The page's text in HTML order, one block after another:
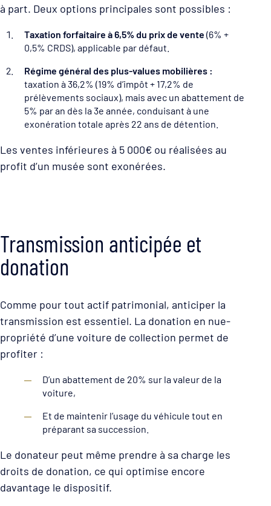
à part. Deux options principales sont possibles :
Taxation forfaitaire à 6,5% du prix de vente (6% +
0,5% CRDS), applicable par défaut.
Régime général des plus-values mobilières :
taxation à 36,2% (19% d’impôt + 17,2% de
prélèvements sociaux), mais avec un abattement de
5% par an dès la 3e année, conduisant à une
exonération totale après 22 ans de détention.
Les ventes inférieures à 5 000€ ou réalisées au
profit d’un musée sont exonérées.
Transmission anticipée et
donation
Comme pour tout actif patrimonial, anticiper la
transmission est essentiel. La donation en nue-
propriété d’une voiture de collection permet de
profiter :
D’un abattement de 20% sur la valeur de la
voiture,
Et de maintenir l’usage du véhicule tout en
préparant sa succession.
Le donateur peut même prendre à sa charge les
droits de donation, ce qui optimise encore
davantage le dispositif.